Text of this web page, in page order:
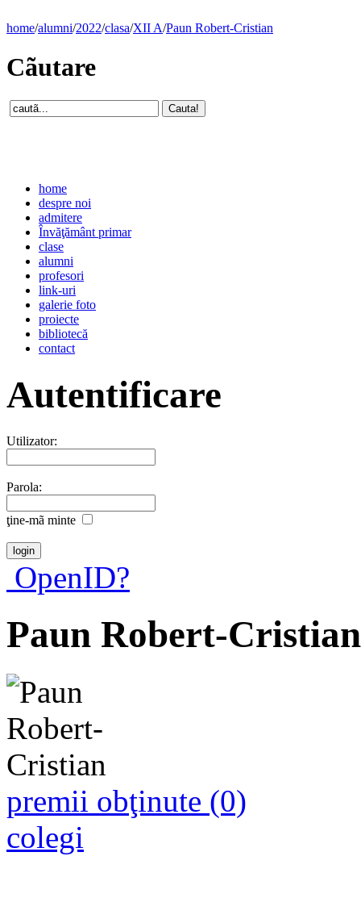
home/alumni/2022/clasa/XII A/Paun Robert-Cristian
Cãutare
home
despre noi
admitere
Învăţământ primar
clase
alumni
profesori
link-uri
galerie foto
proiecte
bibliotecă
contact
Autentificare
Utilizator:
Parola:
ţine-mã minte
OpenID?
Paun Robert-Cristian
premii obţinute (0)
colegi